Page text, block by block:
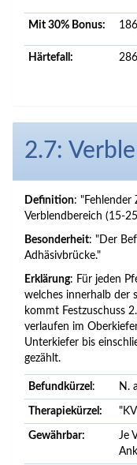
Mit 30% Bonus:
Härtefall:
2.7:
Definition: "Fehlender
Verblendbereich (15-
Besonderheit: "Der
Adhäsivbrücke."
Erklärung: Für jeden
welches innerhalb der
kommt Festzuschuss
verlaufen im
Unterkiefer bis
gezählt.
Befundkürzel : N.
Therapiekürzel:
Gewährbar:
Je